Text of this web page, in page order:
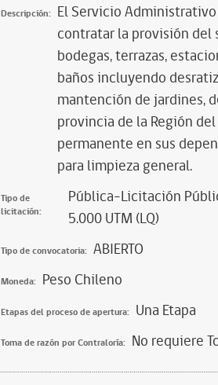
Descripción: El Servicio
contratar la provisión del
bodegas, terrazas,
baños incluyendo
mantención de jardines,
provincia de la Región
permanente en sus
para limpieza general.
Tipo de
licitación:
Pública-Licitación
5.000 UTM (LQ)
Tipo de convocatoria: ABIERTO
Moneda: Peso Chileno
Etapas del proceso de apertura: Una Etapa
Toma de razón por Contraloría: No requiere